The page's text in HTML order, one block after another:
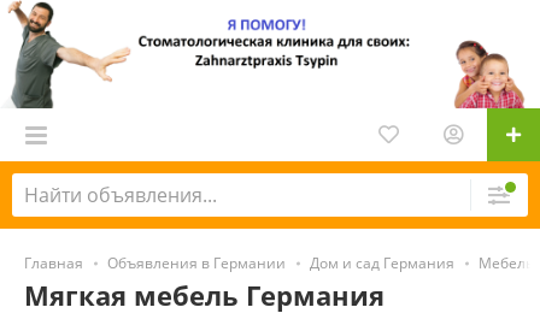
Главная Объявления в Германии Дом и сад Германия Мебель
Мягкая мебель Германия